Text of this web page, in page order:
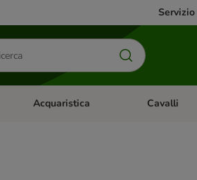
Piccoli animali
Apri Menu Categoria: Uccelli
Acquaristica Apri Menu
Cavalli